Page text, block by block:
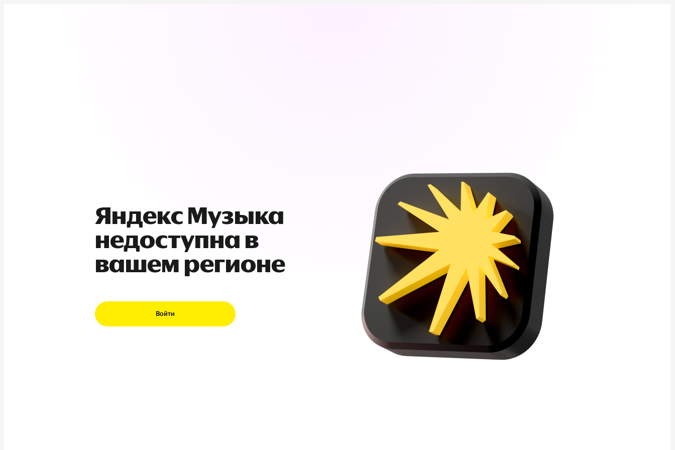
Яндекс Музыка
недоступна в
вашем регионе
Войти